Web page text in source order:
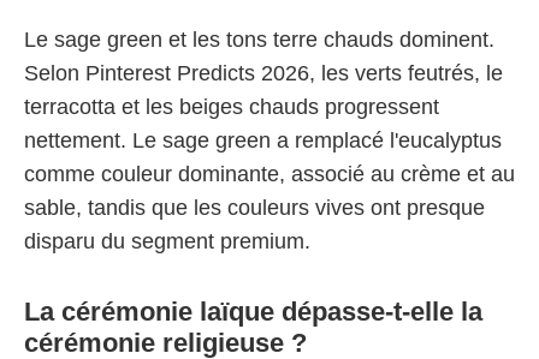
Le sage green et les tons terre chauds dominent.
Selon Pinterest Predicts 2026, les verts feutrés, le
terracotta et les beiges chauds progressent
nettement. Le sage green a remplacé l'eucalyptus
comme couleur dominante, associé au crème et au
sable, tandis que les couleurs vives ont presque
disparu du segment premium.
La cérémonie laïque dépasse-t-elle la
cérémonie religieuse ?